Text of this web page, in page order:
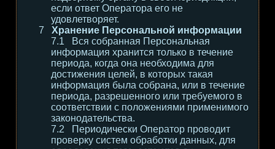
если ответ Оператора его не
удовлетворяет.
Хранение Персональной информации
Вся собранная Персональная
информация хранится только в течение
периода, когда она необходима для
достижения целей, в которых такая
информация была собрана, или в течение
периода, разрешенного или требуемого в
соответствии с положениями применимого
законодательства.
Периодически Оператор проводит
проверку систем обработки данных, для